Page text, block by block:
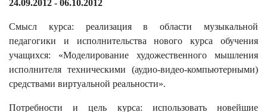
24.09.2012 - 06.10.2012
Смысл курса: реализация в области музыкальной
педагогики и исполнительства нового курса обучения
учащихся: «Моделирование художественного мышления
исполнителя техническими (аудио-видео-компьютерными)
средствами виртуальной реальности».
Потребности и цель курса: использовать новейшие